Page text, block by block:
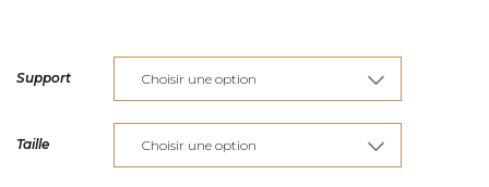
prix :
€115,00
à
€285,00
Support
Taille